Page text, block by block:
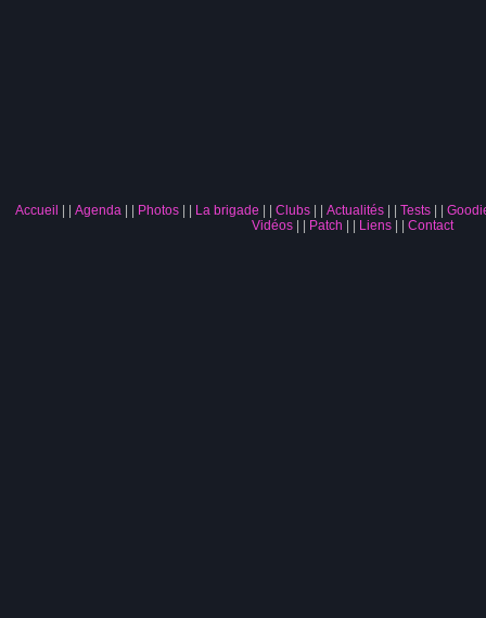
Accueil Agenda| Photos| La brigade Clubs| Actualités| Tests|
Vidéos| Patch Liens| Contact